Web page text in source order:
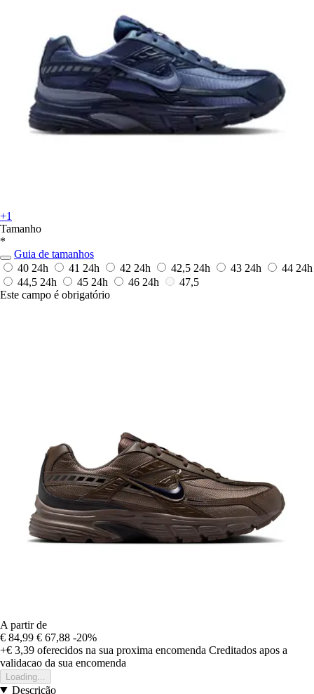
+1
Tamanho
*
Guia de tamanhos
40 24h 41 24h 42 24h 42,5 24h 43 24h 44 24h
44,5 24h 45 24h 46 24h
47,5
Este campo é obrigatório
A partir de
€ 84,99 € 67,88 -20%
+€ 3,39 oferecidos na sua proxima encomenda Creditados apos a
validacao da sua encomenda
Loading...
Descrição